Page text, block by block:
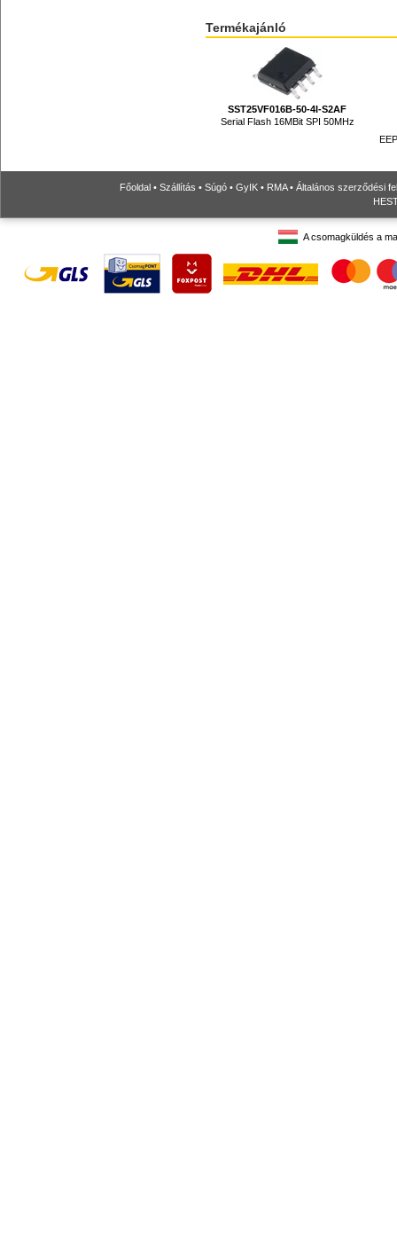
Termékajánló
SST25VF016B-50-4I-S2AF
Serial Flash 16MBit SPI 50MHz
Főoldal • Szállítás • Súgó • GyIK • RMA• Általános szerződési
A csomagküldés a